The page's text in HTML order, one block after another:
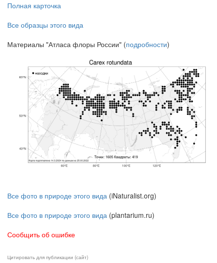
Полная карточка
Все образцы этого вида
Материалы "Атласа флоры России" (подробности)
Все фото в природе этого вида (iNaturalist.org)
Все фото в природе этого вида (plantarium.ru)
Сообщить об ошибке
Цитировать для публикации (сайт)